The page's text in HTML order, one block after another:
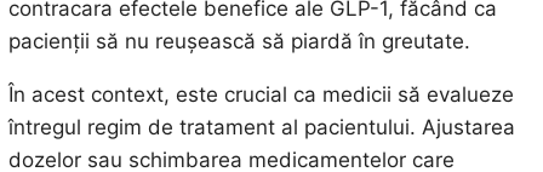
contracara efectele benefice ale GLP-1, făcând ca
pacienții să nu reușească să piardă în greutate.
În acest context, este crucial ca medicii să evalueze
întregul regim de tratament al pacientului. Ajustarea
dozelor sau schimbarea medicamentelor care